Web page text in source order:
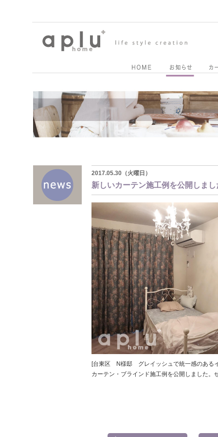
2017.05.30（火曜日）
新しいカーテン施工例を公開しまし
[台東区 N様邸 グレイッシュで統一感のある
カーテン・ブラインド施工例を公開しました。